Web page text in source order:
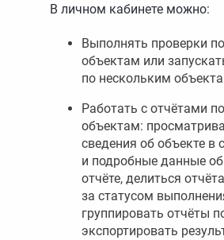
В личном кабинете можно:
Выполнять проверки
объектам или
по нескольким
Работать с отчётами
объектам:
сведения об объекте в
и подробные данные
отчёте, делиться
за статусом
группировать отчёты
экспортировать